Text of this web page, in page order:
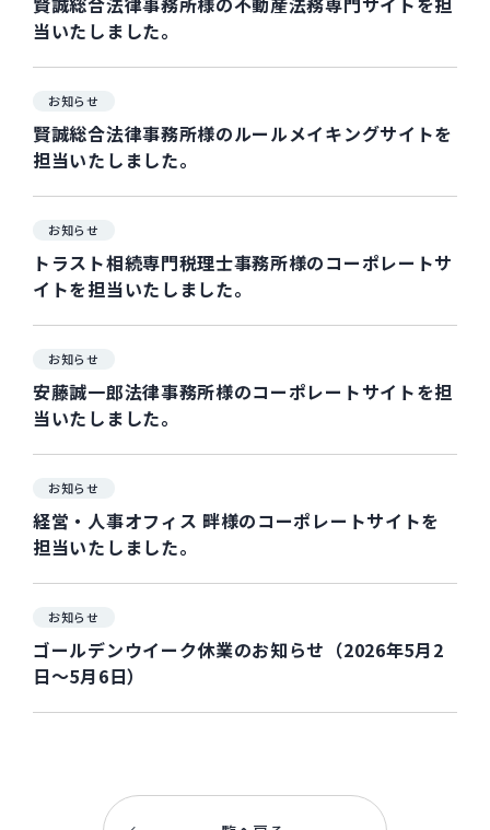
当いたしました。
お知らせ
賢誠総合法律事務所様のルールメイキングサイトを
担当いたしました。
お知らせ
トラスト相続専門税理士事務所様のコーポレートサ
イトを担当いたしました。
お知らせ
安藤誠一郎法律事務所様のコーポレートサイトを担
当いたしました。
お知らせ
経営・人事オフィス 畔様のコーポレートサイトを
担当いたしました。
お知らせ
ゴールデンウイーク休業のお知らせ（2026年5月2
日～5月6日）